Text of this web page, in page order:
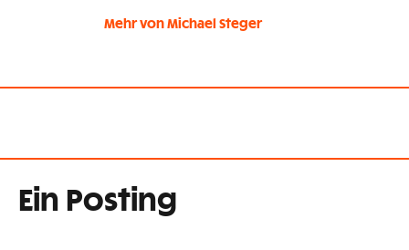
Mehr von Michael Steger
Ein Posting